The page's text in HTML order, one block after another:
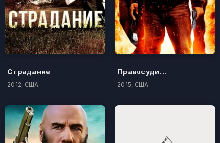
Страдание
2012, США
Правосудие по-американски
2015, США